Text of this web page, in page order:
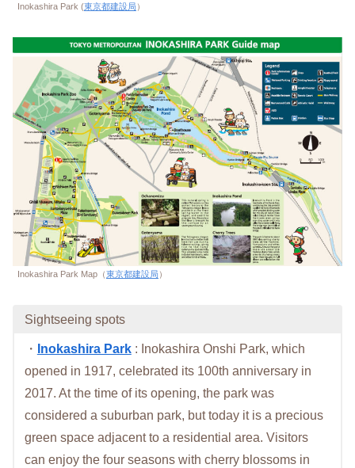
Inokashira Park (東京都建設局 ）
Inokashira Park Map（東京都建設局 ）
Sightseeing spots
・ Inokashira Park: Inokashira Onshi Park, which
opened in 1917, celebrated its 100th anniversary in
2017. At the time of its opening, the park was
considered a suburban park, but today it is a precious
green space adjacent to a residential area. Visitors
can enjoy the four seasons with cherry blossoms in